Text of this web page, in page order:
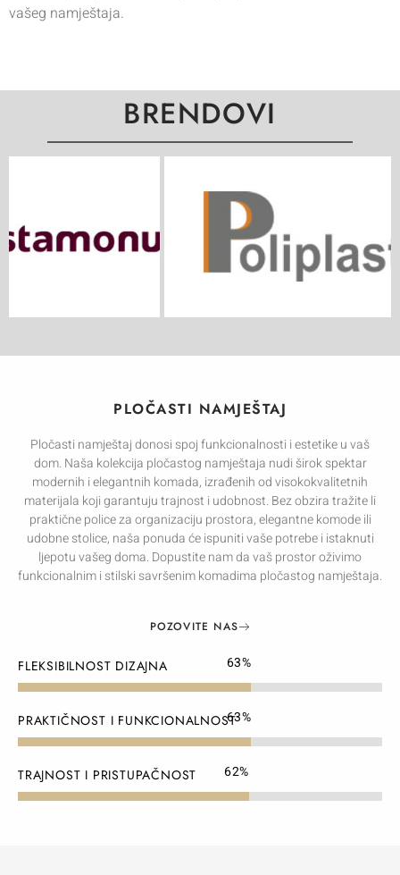
vašeg namještaja.
BRENDOVI
PLOČASTI NAMJEŠTAJ
Pločasti namještaj donosi spoj funkcionalnosti i estetike u vaš
dom. Naša kolekcija pločastog namještaja nudi širok spektar
modernih i elegantnih komada, izrađenih od visokokvalitetnih
materijala koji garantuju trajnost i udobnost. Bez obzira tražite li
praktične police za organizaciju prostora, elegantne komode ili
udobne stolice, naša ponuda će ispuniti vaše potrebe i istaknuti
ljepotu vašeg doma. Dopustite nam da vaš prostor oživimo
funkcionalnim i stilski savršenim komadima pločastog namještaja.
POZOVITE NAS
FLEKSIBILNOST DIZAJNA
PRAKTIČNOST I FUNKCIONALNOST
TRAJNOST I PRISTUPAČNOST